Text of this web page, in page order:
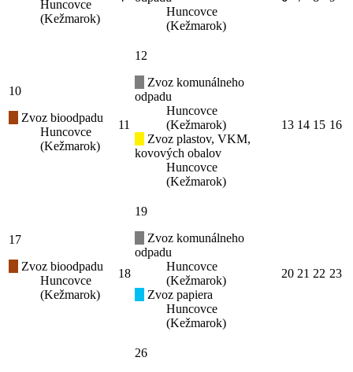
Huncovce
(Kežmarok)
Huncovce
(Kežmarok)
10
Zvoz bioodpadu
Huncovce
(Kežmarok)
11
12
Zvoz komunálneho
odpadu
Huncovce
(Kežmarok)
Zvoz plastov, VKM,
kovových obalov
Huncovce
(Kežmarok)
13 14 15 16
17
Zvoz bioodpadu
Huncovce
(Kežmarok)
18
19
Zvoz komunálneho
odpadu
Huncovce
(Kežmarok)
Zvoz papiera
Huncovce
(Kežmarok)
20 21 22 23
26